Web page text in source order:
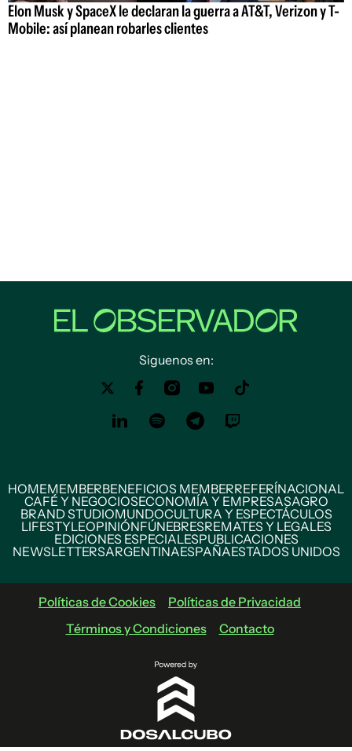
Elon Musk y SpaceX le declaran la guerra a AT&T, Verizon y T-
Mobile: así planean robarles clientes
Siguenos en:
HOMEMEMBERBENEFICIOS MEMBERREFERÍNACIONAL
CAFÉ Y NEGOCIOSECONOMÍA Y EMPRESASAGRO
BRAND STUDIOMUNDOCULTURA Y ESPECTÁCULOS
LIFESTYLEOPINIÓNFÚNEBRESREMATES Y LEGALES
EDICIONES ESPECIALESPUBLICACIONES
NEWSLETTERSARGENTINAESPAÑAESTADOS UNIDOS
Políticas de Cookies
Políticas de Privacidad
Términos y Condiciones
Contacto